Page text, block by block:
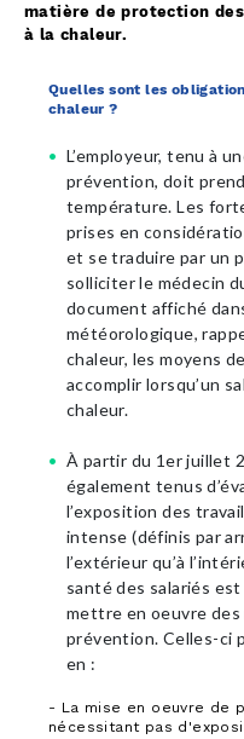
matière de protection
à la chaleur.
Quelles sont les
chaleur ?
L’employeur, tenu à
prévention, doit
température. Les
prises en
et se traduire par un
solliciter le médecin
document affiché
météorologique,
chaleur, les moyens
accomplir lorsqu’un
chaleur.
À partir du 1er juillet
également tenus
l’exposition des
intense (définis par
l’extérieur qu’à
santé des salariés
mettre en oeuvre
prévention. Celles-ci
en :
- La mise en oeuvre de
nécessitant pas